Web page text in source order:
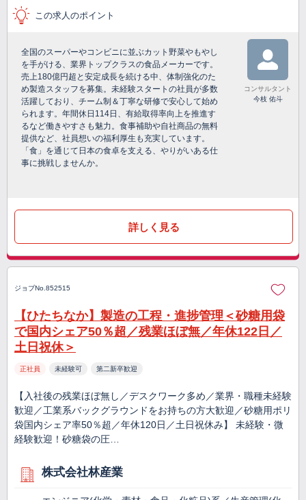
この求人のポイント
全国のスーパーやコンビニに並ぶカット野菜やもやし
を手がける、業界トップクラスの食品メーカーです。
売上180億円超と安定成長を続ける中、体制強化のた
め製造スタッフを募集。未経験スタートの社員が多数
活躍しており、チーム制＆丁寧な研修で安心して始め
られます。年間休日114日、有給取得率向上を推進す
るなど働きやすさも魅力。食事補助や自社商品の無料
提供など、社員想いの福利厚生も充実しています。
「食」を通じて日本の食卓を支える、やりがいある仕
事に挑戦しませんか。
コンサルタント
今枝 佑斗
詳しく見る
ジョブNo.852515
【ひたちなか】製造の工程・進捗管理＜砂糖用袋
で国内シェア50％超／残業ほぼ無／年休122日／
土日祝休＞
正社員 未経験可 第二新卒歓迎
【入社後の残業ほぼ無し／デスクワーク多め／業界・職種未経験
歓迎／工業系バックグラウンドをお持ちの方大歓迎／砂糖用ポリ
袋国内シェア率50％超／年休120日／土日祝休み】 未経験・微
経験歓迎！砂糖袋の圧…
株式会社林産業